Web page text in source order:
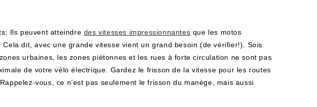
Ils peuvent atteindre des vitesses impressionnantes que les motos
dit, avec une grande vitesse vient un grand besoin (de vérifier!). Sois
urbaines, les zones piétonnes et les rues à forte circulation ne sont pas
de votre vélo électrique. Gardez le frisson de la vitesse pour les routes
vous, ce n’est pas seulement le frisson du manège, mais aussi